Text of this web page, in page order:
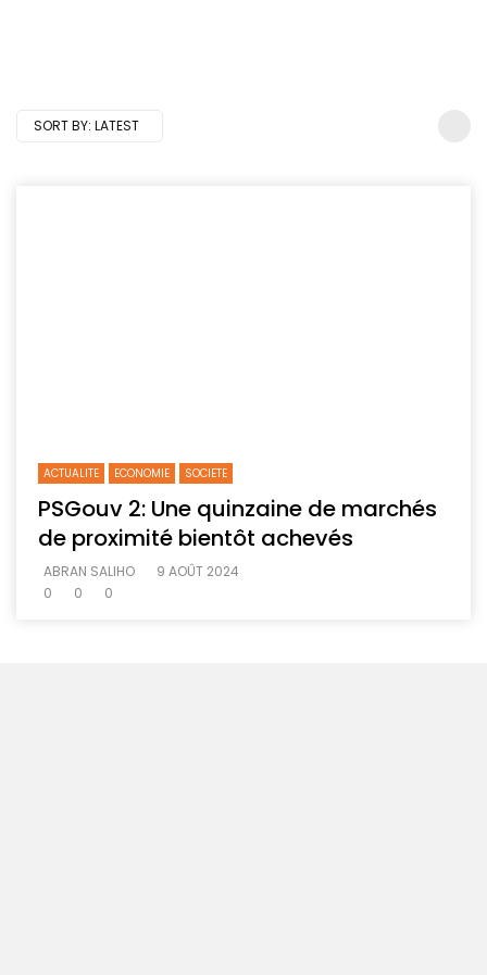
SORT BY: LATEST
ACTUALITE ECONOMIE SOCIETE
PSGouv 2: Une quinzaine de marchés
de proximité bientôt achevés
ABRAN SALIHO
9 AOÛT 2024
0
0 0